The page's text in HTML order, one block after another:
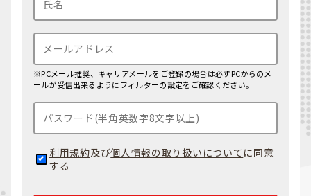
※PCメール推奨、キャリアメールをご登録の場合は必ずPCからのメ
ールが受信出来るようにフィルターの設定をご確認ください。
利用規約及び個人情報の取り扱いについて に同意
する